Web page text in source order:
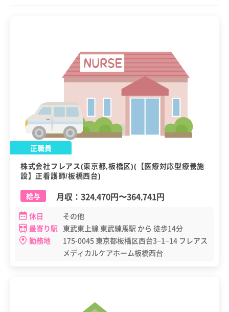
正職員
株式会社フレアス(東京都,板橋区)(【医療対応型療養施
設】正看護師/板橋西台)
給与
月収： 324,470円〜364,741円
休日
その他
最寄り駅 東武東上線 東武練馬駅 から 徒歩14分
勤務地
175-0045 東京都板橋区西台3−1−14 フレアス
メディカルケアホーム板橋西台